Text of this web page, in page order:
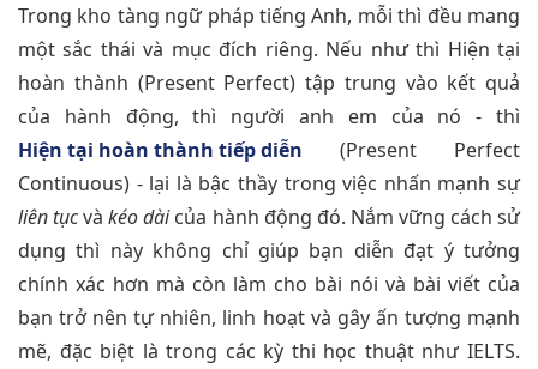
Trong kho tàng ngữ pháp tiếng Anh, mỗi thì đều mang
một sắc thái và mục đích riêng. Nếu như thì Hiện tại
hoàn thành (Present Perfect) tập trung vào kết quả
của hành động, thì người anh em của nó - thì
Hiện tại hoàn thành tiếp diễn (Present Perfect
Continuous) - lại là bậc thầy trong việc nhấn mạnh sự
liên tụcvàkéo dàicủa hành động đó. Nắm vững cách sử
dụng thì này không chỉ giúp bạn diễn đạt ý tưởng
chính xác hơn mà còn làm cho bài nói và bài viết của
bạn trở nên tự nhiên, linh hoạt và gây ấn tượng mạnh
mẽ, đặc biệt là trong các kỳ thi học thuật như IELTS.